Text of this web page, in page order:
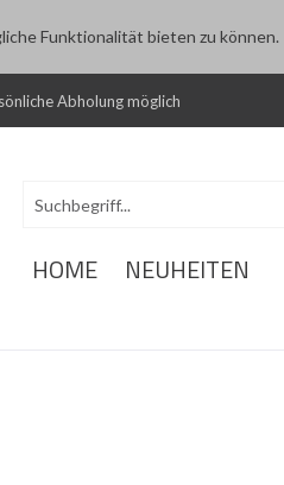
Funktionalität bieten zu können.
Abholung möglich
HOME NEUHEITEN